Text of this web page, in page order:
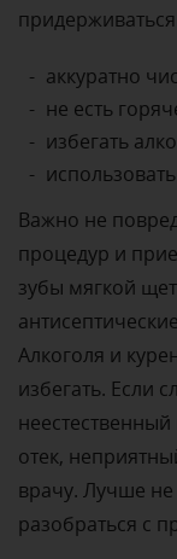
аккуратно
не есть
избегать
Важно не
процедур и
зубы мягкой
Алкоголя и
избегать. Если
отек,
врачу. Лучше
разобраться с